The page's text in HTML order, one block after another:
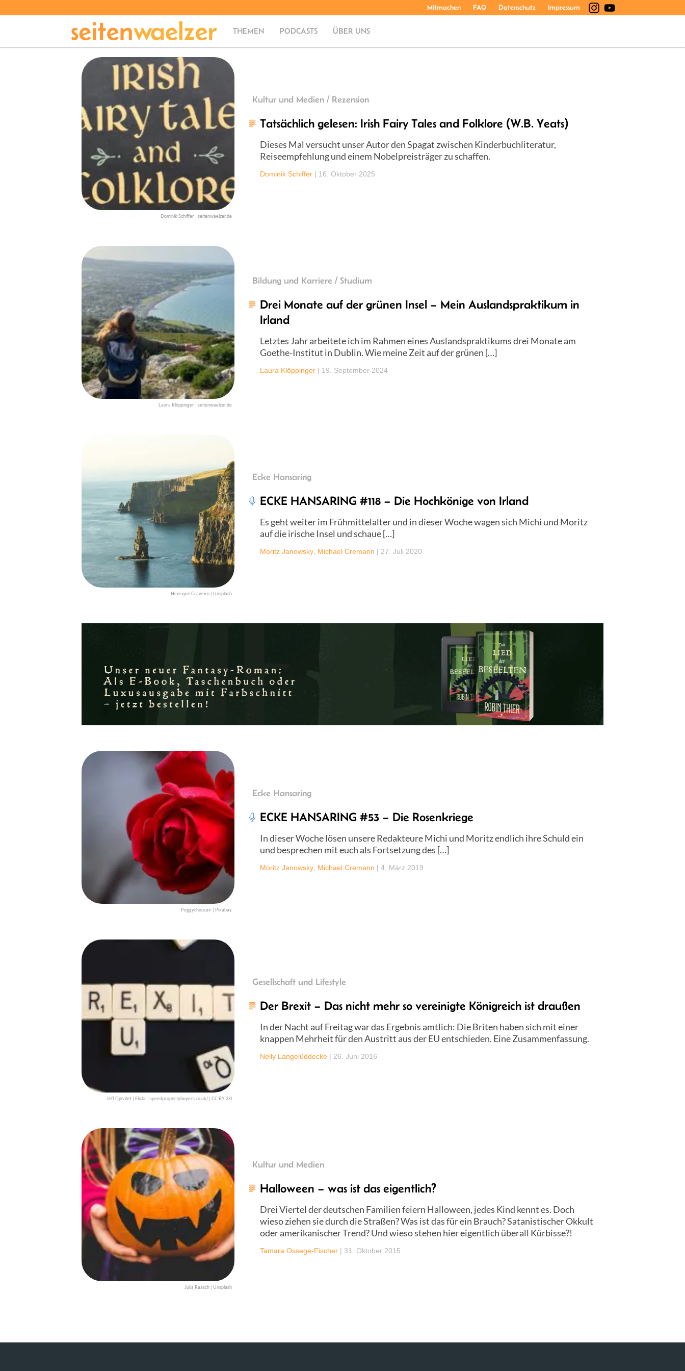
Mitmachen FAQ Datenschutz Impressum
THEMEN PODCASTS ÜBER UNS
Dominik Schiffer | seitenwaelzer.de
Kultur und Medien / Rezension
Tatsächlich gelesen: Irish Fairy Tales and Folklore (W.B. Yeats)
Dieses Mal versucht unser Autor den Spagat zwischen Kinderbuchliteratur,
Reiseempfehlung und einem Nobelpreisträger zu schaffen.
Dominik Schiffer | 16. Oktober 2025
Laura Klöppinger | seitenwaelzer.de
Bildung und Karriere / Studium
Drei Monate auf der grünen Insel – Mein Auslandspraktikum in
Irland
Letztes Jahr arbeitete ich im Rahmen eines Auslandspraktikums drei Monate am
Goethe-Institut in Dublin. Wie meine Zeit auf der grünen […]
Laura Klöppinger | 19. September 2024
Henrique Craveiro | Unsplash
Ecke Hansaring
ECKE HANSARING #118 – Die Hochkönige von Irland
Es geht weiter im Frühmittelalter und in dieser Woche wagen sich Michi und Moritz
auf die irische Insel und schaue […]
Moritz Janowsky Michael Cremann | 27. Juli 2020
Peggychoucair | Pixabay
Ecke Hansaring
ECKE HANSARING #53 – Die Rosenkriege
In dieser Woche lösen unsere Redakteure Michi und Moritz endlich ihre Schuld ein
und besprechen mit euch als Fortsetzung des […]
Moritz Janowsky Michael Cremann | 4. März 2019
Jeff Djevdet | Flickr | speedpropertybuyers.co.uk/ | CC BY 2.0
Gesellschaft und Lifestyle
Der Brexit – Das nicht mehr so vereinigte Königreich ist draußen
In der Nacht auf Freitag war das Ergebnis amtlich: Die Briten haben sich mit einer
knappen Mehrheit für den Austritt aus der EU entschieden. Eine Zusammenfassung.
Nelly Langelüddecke | 26. Juni 2016
Julia Raasch | Unsplash
Kultur und Medien
Halloween – was ist das eigentlich?
Drei Viertel der deutschen Familien feiern Halloween, jedes Kind kennt es. Doch
wieso ziehen sie durch die Straßen? Was ist das für ein Brauch? Satanistischer Okkult
oder amerikanischer Trend? Und wieso stehen hier eigentlich überall Kürbisse?!
Tamara Ossege-Fischer | 31. Oktober 2015